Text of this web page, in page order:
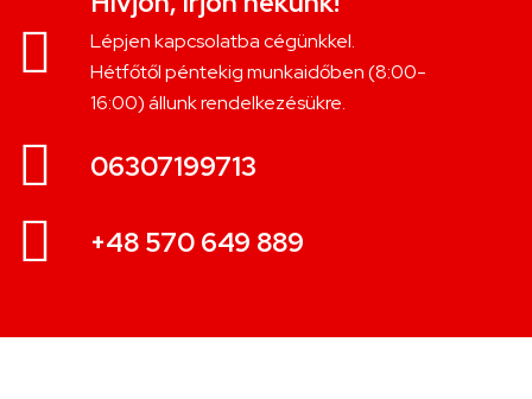
Lépjen kapcsolatba cégünkkel.
Hétfőtől péntekig munkaidőben (8:00-
16:00) állunk rendelkezésükre.
06307199713
+48 570 649 889